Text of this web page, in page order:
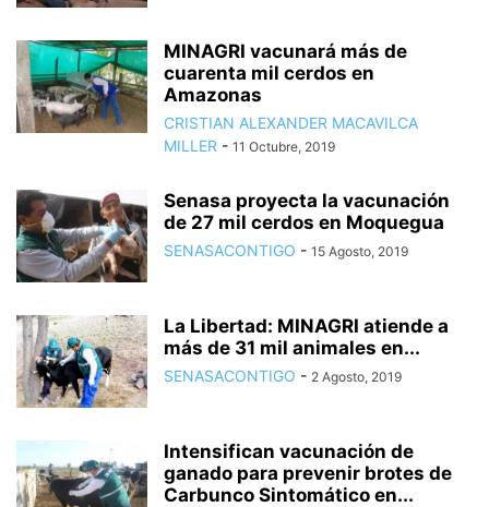
MINAGRI vacunará más de
cuarenta mil cerdos en
Amazonas
CRISTIAN ALEXANDER MACAVILCA
MILLER - 11 Octubre, 2019
Senasa proyecta la vacunación
de 27 mil cerdos en Moquegua
SENASACONTIGO - 15 Agosto, 2019
La Libertad: MINAGRI atiende a
más de 31 mil animales en...
SENASACONTIGO - 2 Agosto, 2019
Intensifican vacunación de
ganado para prevenir brotes de
Carbunco Sintomático en...